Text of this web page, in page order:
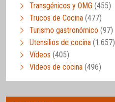
Transgénicos y OMG (455)
Trucos de Cocina (477)
Turismo gastronómico (97)
Utensilios de cocina (1.657)
Vídeos (405)
Vídeos de cocina (496)